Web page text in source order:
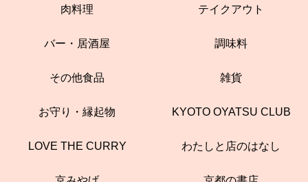
肉料理 テイクアウト
バー・居酒屋 調味料
その他食品 雑貨
お守り・縁起物 KYOTO OYATSU CLUB
LOVE THE CURRY わたしと店のはなし